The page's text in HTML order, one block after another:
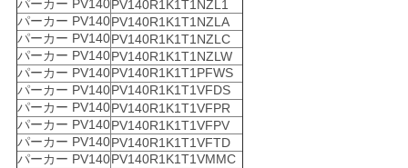
パーカー PV140PV140R1K1T1NZL1
パーカー PV140PV140R1K1T1NZLA
パーカー PV140PV140R1K1T1NZLC
パーカー PV140PV140R1K1T1NZLW
パーカー PV140PV140R1K1T1PFWS
パーカー PV140PV140R1K1T1VFDS
パーカー PV140PV140R1K1T1VFPR
パーカー PV140PV140R1K1T1VFPV
パーカー PV140PV140R1K1T1VFTD
パーカー PV140PV140R1K1T1VMMC